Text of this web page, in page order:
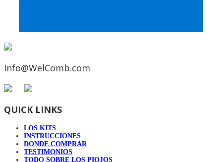
Info@WelComb.com
QUICK LINKS
LOS KITS
INSTRUCCIONES
DONDE COMPRAR
TESTIMONIOS
TODO SOBRE LOS PIOJOS